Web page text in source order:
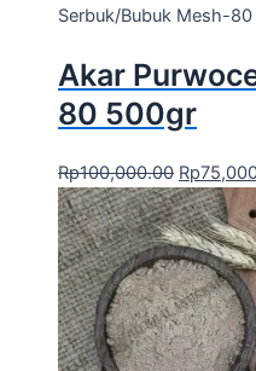
Serbuk/Bubuk Mesh-80
Akar
80 500gr
Rp100,000.00 Rp